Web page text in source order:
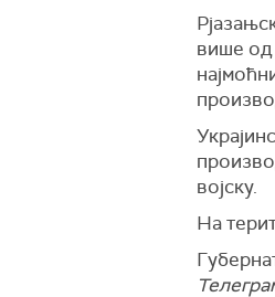
(Танјуг)
више од
војску.
На